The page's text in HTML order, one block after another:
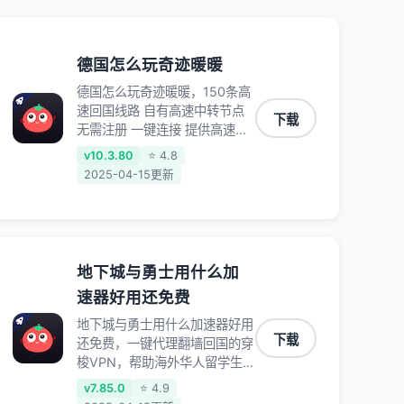
德国怎么玩奇迹暖暖
德国怎么玩奇迹暖暖，150条高
速回国线路 自有高速中转节点
无需注册 一键连接 提供高速线
路 应用内直达视频音乐app,快
人一步 应用模式 App互不干扰
v10.3.80
⭐ 4.8
2025-04-15更新
下载
地下城与勇士用什么加
速器好用还免费
地下城与勇士用什么加速器好用
还免费，一键代理翻墙回国的穿
梭VPN，帮助海外华人留学生
及港澳台地区用户破除地区版权
限制问题，一键降低游戏延迟，
v7.85.0
⭐ 4.9
下载